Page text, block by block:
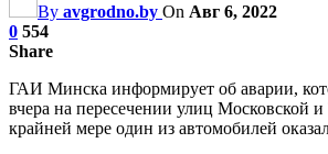
By avgrodno.by On Авг 6, 2022
0 554
Share
ГАИ Минска информирует об аварии,
вчера на пересечении улиц Московской
крайней мере один из автомобилей